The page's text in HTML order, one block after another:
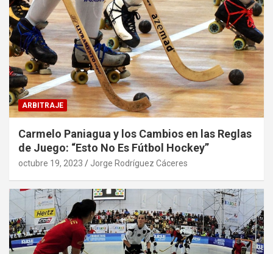
ARBITRAJE
Carmelo Paniagua y los Cambios en las Reglas
de Juego: “Esto No Es Fútbol Hockey”
octubre 19, 2023 Jorge Rodríguez Cáceres